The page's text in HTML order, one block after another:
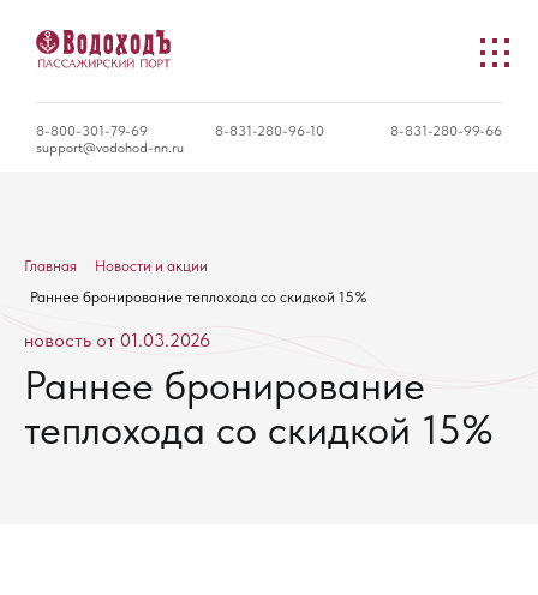
8-800-301-79-69 8-831-280-96-10
8-831-280-99-66
support@vodohod-nn.ru
Главная
Новости и акции
Раннее бронирование теплохода со скидкой 15%
новость от 01.03.2026
Раннее бронирование
теплохода со скидкой 15%